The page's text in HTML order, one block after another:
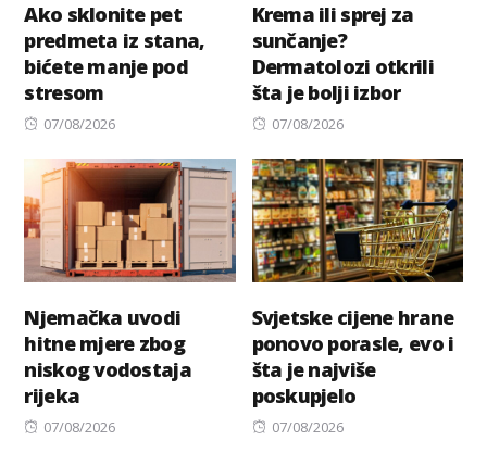
Ako sklonite pet
predmeta iz stana,
bićete manje pod
stresom
Posted
07/08/2026
Krema ili sprej za
sunčanje?
Dermatolozi otkrili
šta je bolji izbor
Posted
07/08/2026
Njemačka uvodi
hitne mjere zbog
niskog vodostaja
rijeka
Posted
07/08/2026
Svjetske cijene hrane
ponovo porasle, evo i
šta je najviše
poskupjelo
Posted
07/08/2026